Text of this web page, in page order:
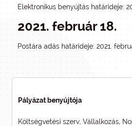
Elektronikus benyújtás határideje:
2021. február 18.
Postára adás határideje: 2021.
Pályázat benyújtója
Költségvetési szerv, Vállalkozás,